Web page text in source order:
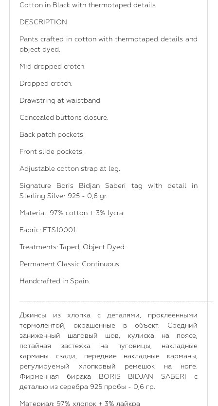
Cotton in Black with thermotaped details
DESCRIPTION
Pants crafted in cotton with thermotaped details and
object dyed.
Mid dropped crotch.
Dropped crotch.
Drawstring at waistband.
Concealed buttons closure.
Back patch pockets.
Front slide pockets.
Adjustable cotton strap at leg.
Signature Boris Bidjan Saberi tag with detail in
Sterling Silver 925 - 0,6 gr.
Material: 97% cotton + 3% lycra.
Fabric: FTS10001.
Treatments: Taped, Object Dyed.
Permanent Classic Continuous.
Handcrafted in Spain.
Джинсы из хлопка с деталями, проклеенными
термолентой, окрашенные в объект. Средний
заниженный шаговый шов, кулиска на поясе,
потайная застежка на пуговицы, накладные
карманы сзади, передние накладные карманы,
регулируемый хлопковый ремешок на ноге.
Фирменная бирака BORIS BIDJAN SABERI с
деталью из серебра 925 пробы - 0,6 гр.
Материал: 97% хлопок + 3% лайкра